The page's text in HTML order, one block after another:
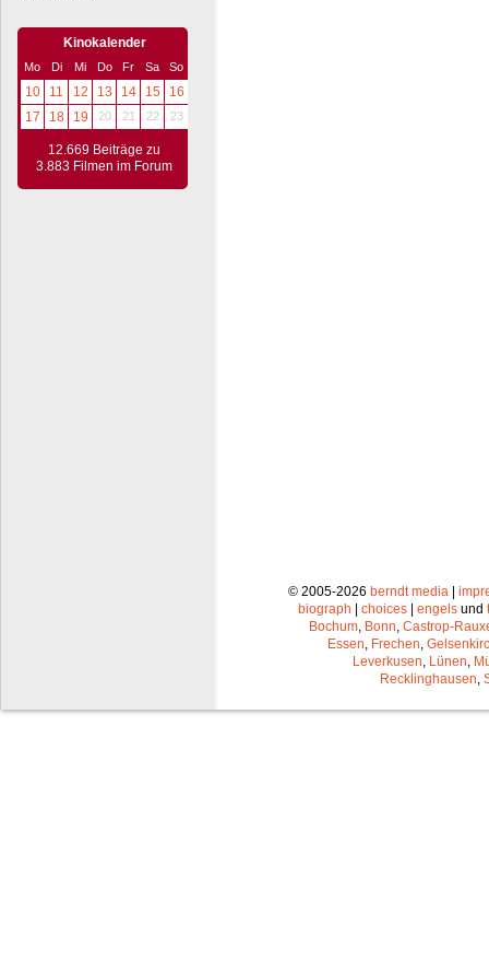
Kinokalender
Mo Di Mi Do Fr Sa So
10 11 12 13 14 15
16
17
18 19 20 21 22 23
12.669 Beiträge zu
3.883 Filmen im Forum
© 2005-2026 berndt media |
biograph | choices | engels und
Bochum Bonn Castrop-
Essen Frechen
Leverkusen Lünen
Recklinghausen